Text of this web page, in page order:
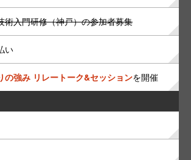
術入門研修（神戸）の参加者募集
い
の強み リレートーク&セッションを開催